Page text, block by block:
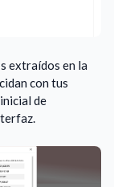
extraídos en la
con tus
de